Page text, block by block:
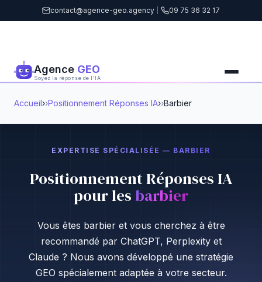
contact@agence-geo.agency 09 75 36 32 17
Agence GEO
Soyez la réponse de l'IA
Accueil› Positionnement Réponses IA› Barbier
EXPERTISE SPÉCIALISÉE — BARBIER
Positionnement Réponses IA
pour les barbier
Vous êtes barbier et vous cherchez à être
recommandé par ChatGPT, Perplexity et
Claude ? Nous avons développé une stratégie
GEO spécialement adaptée à votre secteur.